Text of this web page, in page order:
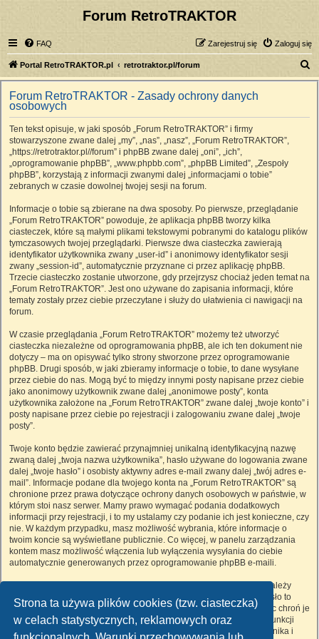
Strona ta używa plików cookies (tzw. ciasteczka)
w celach statystycznych, reklamowych oraz
Forum RetroTRAKTOR
FAQ Zaloguj się
Zarejestruj się
Portal RetroTRAKTOR.pl retrotraktor.pl/forum
z
Forum RetroTRAKTOR - Zasady ochrony danych
osobowych
Ten tekst opisuje, w jaki sposób „Forum RetroTRAKTOR” i firmy
stowarzyszone zwane dalej „my”, „nas”, „nasz”, „Forum RetroTRAKTOR”,
„https://retrotraktor.pl//forum” i phpBB zwane dalej „oni”, „ich”,
„oprogramowanie phpBB”, „www.phpbb.com”, „phpBB Limited”, „Zespoły
phpBB”, korzystają z informacji zwanymi dalej „informacjami o tobie”
zebranych w czasie dowolnej twojej sesji na forum.
Informacje o tobie są zbierane na dwa sposoby. Po pierwsze, przeglądanie
„Forum RetroTRAKTOR” powoduje, że aplikacja phpBB tworzy kilka
ciasteczek, które są małymi plikami tekstowymi pobranymi do katalogu plików
tymczasowych twojej przeglądarki. Pierwsze dwa ciasteczka zawierają
identyfikator użytkownika zwany „user-id” i anonimowy identyfikator sesji
zwany „session-id”, automatycznie przyznane ci przez aplikację phpBB.
Trzecie ciasteczko zostanie utworzone, gdy przejrzysz chociaż jeden temat na
„Forum RetroTRAKTOR”. Jest ono używane do zapisania informacji, które
tematy zostały przez ciebie przeczytane i służy do ułatwienia ci nawigacji na
forum.
W czasie przeglądania „Forum RetroTRAKTOR” możemy też utworzyć
ciasteczka niezależne od oprogramowania phpBB, ale ich ten dokument nie
dotyczy – ma on opisywać tylko strony stworzone przez oprogramowanie
phpBB. Drugi sposób, w jaki zbieramy informacje o tobie, to dane wysyłane
przez ciebie do nas. Mogą być to między innymi posty napisane przez ciebie
jako anonimowy użytkownik zwane dalej „anonimowe posty”, konta
użytkownika założone na „Forum RetroTRAKTOR” zwane dalej „twoje konto” i
posty napisane przez ciebie po rejestracji i zalogowaniu zwane dalej „twoje
posty”.
Twoje konto będzie zawierać przynajmniej unikalną identyfikacyjną nazwę
zwaną dalej „twoja nazwa użytkownika”, hasło używane do logowania zwane
dalej „twoje hasło” i osobisty aktywny adres e-mail zwany dalej „twój adres e-
mail”. Informacje podane dla twojego konta na „Forum RetroTRAKTOR” są
chronione przez prawa dotyczące ochrony danych osobowych w państwie, w
którym stoi nasz serwer. Mamy prawo wymagać podania dodatkowych
informacji przy rejestracji, i to my ustalamy czy podanie ich jest konieczne, czy
nie. W każdym przypadku, masz możliwość wybrania, które informacje o
twoim koncie są wyświetlane publicznie. Co więcej, w panelu zarządzania
kontem masz możliwość włączenia lub wyłączenia wysyłania do ciebie
automatycznie generowanych przez oprogramowanie phpBB e-maili.
Twoje hasło jest zaszyfrowane, więc jest bezpieczne, niemniej nie należy
używać tego samego hasła na różnych witrynach internetowych. Hasło to
umożliwia dostęp do twojego konta na „Forum RetroTRAKTOR”, więc chroń je
i w żadnym wypadku nie podawajnikomu. Jeśli je zapomnisz, użyj funkcji
„Nie pamiętam hasła”. Witryna poprosi cię o podanie nazwy użytkownika i